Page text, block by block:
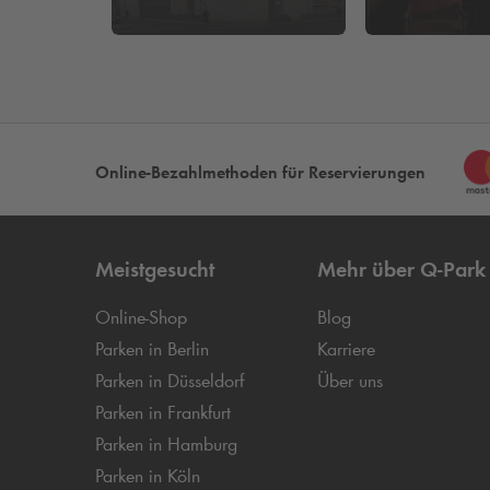
Online-Bezahlmethoden für Reservierungen
Meistgesucht
Online-Shop
Parken in Berlin
Parken in Düsseldorf
Parken in Frankfurt
Parken in Hamburg
Parken in Köln
Mehr über Q-Park
Blog
Karriere
Über uns